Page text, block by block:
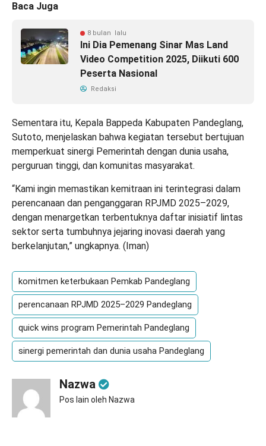
Baca Juga
8 bulan lalu
Ini Dia Pemenang Sinar Mas Land
Video Competition 2025, Diikuti 600
Peserta Nasional
Redaksi
Sementara itu, Kepala Bappeda Kabupaten Pandeglang,
Sutoto, menjelaskan bahwa kegiatan tersebut bertujuan
memperkuat sinergi Pemerintah dengan dunia usaha,
perguruan tinggi, dan komunitas masyarakat.
“Kami ingin memastikan kemitraan ini terintegrasi dalam
perencanaan dan penganggaran RPJMD 2025–2029,
dengan menargetkan terbentuknya daftar inisiatif lintas
sektor serta tumbuhnya jejaring inovasi daerah yang
berkelanjutan,” ungkapnya. ( Iman)
komitmen keterbukaan Pemkab Pandeglang
perencanaan RPJMD 2025–2029 Pandeglang
quick wins program Pemerintah Pandeglang
sinergi pemerintah dan dunia usaha Pandeglang
Nazwa
Pos lain oleh Nazwa